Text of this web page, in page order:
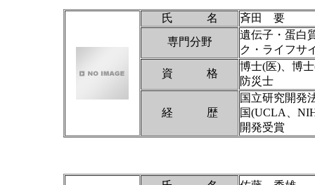
氏 名
斉田 要
専門分野
遺伝子・蛋白
ク・ライフサ
資 格
博士(医)、博
防災士
経 歴
国立研究開発
国(UCLA、
開発受賞